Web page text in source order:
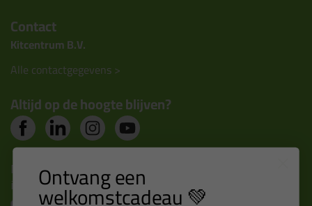
Contact
Kitcentrum B.V.
Alle contactgegevens >
Altijd op de hoogte blijven?
Nieuws, tips en exclusieve deals rechtstreeks in je
inbox Ontvang een
welkomstcadeau 💚